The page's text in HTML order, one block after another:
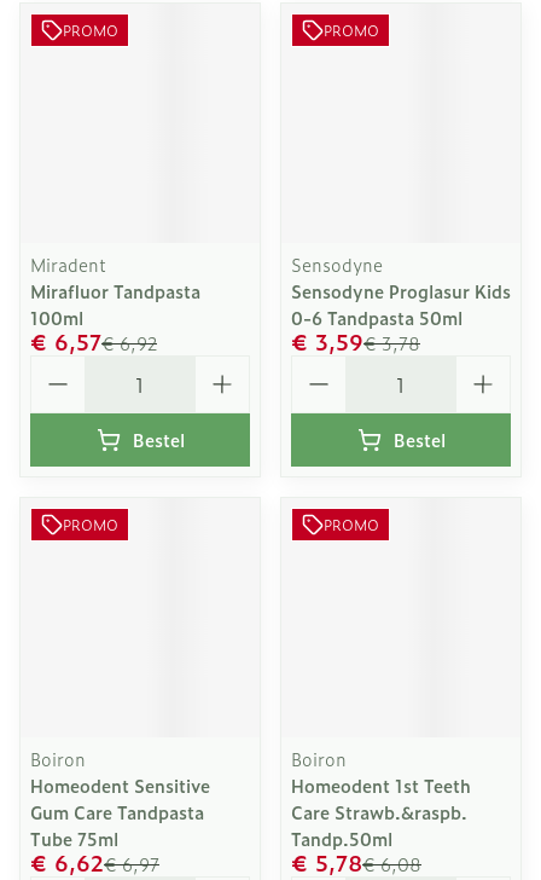
PROMO
Miradent
Mirafluor Tandpasta
100ml
€ 6,92
€ 6,57
Bestel
PROMO
Sensodyne
Sensodyne Proglasur Kids
0-6 Tandpasta 50ml
€ 3,78
€ 3,59
Bestel
PROMO
Boiron
Homeodent Sensitive
Gum Care Tandpasta
Tube 75ml
€ 6,97
€ 6,62
PROMO
Boiron
Homeodent 1st Teeth
Care Strawb.&raspb.
Tandp.50ml
€ 6,08
€ 5,78